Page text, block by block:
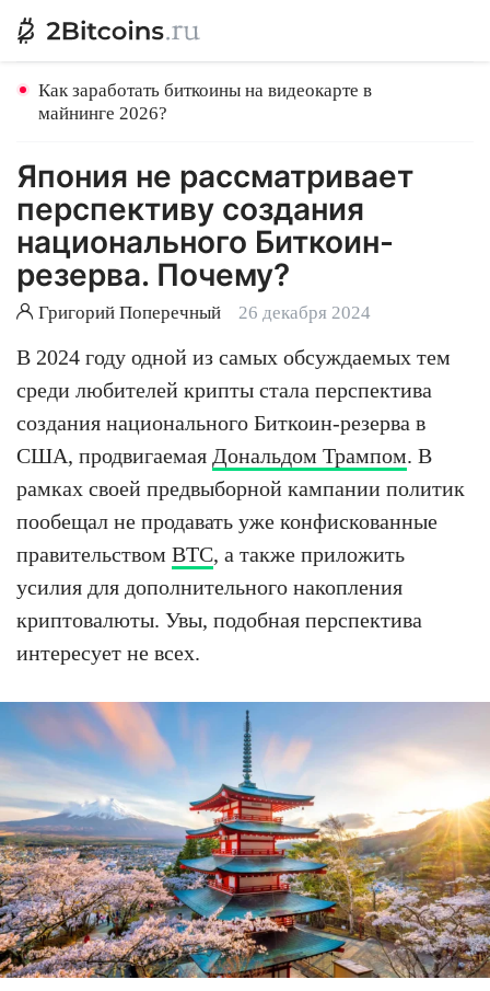
Как заработать биткоины на видеокарте в
майнинге 2026?
Япония не рассматривает
перспективу создания
национального Биткоин-
резерва. Почему?
Григорий Поперечный 26 декабря 2024
В 2024 году одной из самых обсуждаемых тем
среди любителей крипты стала перспектива
создания национального Биткоин-резерва в
США, продвигаемая Дональдом Трампом. В
рамках своей предвыборной кампании политик
пообещал не продавать уже конфискованные
правительством BTC, а также приложить
усилия для дополнительного накопления
криптовалюты. Увы, подобная перспектива
интересует не всех.